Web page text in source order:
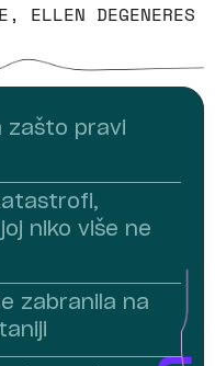
, ELLEN DEGENERES
zašto pravi
niko više ne
zabranila na